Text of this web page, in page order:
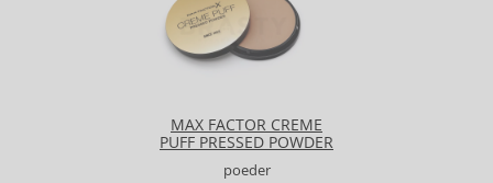
Max Factor Creme Puff
poeder is ontworpen om de huidtint te
egaliseren en een fluweelzachte matte finish te geven. De fijne textuur is
gemakkelijk aan te brengen en zorgt voor een langdurig effect zonder
zware sensatie. Dit product is ideaal voor dagelijks gebruik, maar ook
veel vrouwen die op zoek zijn naar een betrouwbare en effectieve
manier om hun uiterlijk te verbeteren.
STEL EEN VRAAG
MAX FACTOR CREME
PUFF PRESSED POWDER
poeder